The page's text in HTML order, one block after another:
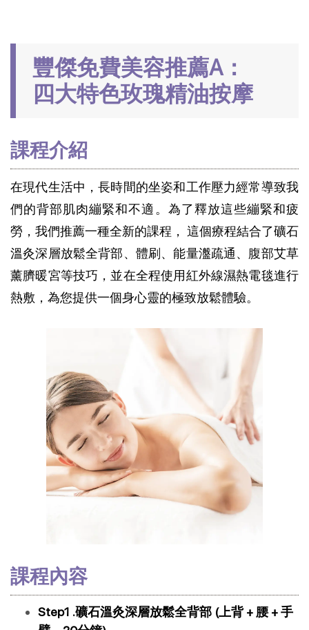
豐傑免費美容推薦A：
四大特色玫瑰精油按摩
課程介紹
在現代生活中，長時間的坐姿和工作壓力經常導致我
們的背部肌肉繃緊和不適。為了釋放這些繃緊和疲
勞，我們推薦一種全新的課程， 這個療程結合了礦石
溫灸深層放鬆全背部、體刷、能量瀊疏通、腹部艾草
薰臍暖宮等技巧，並在全程使用紅外線濕熱電毯進行
熱敷，為您提供一個身心靈的極致放鬆體驗。
課程內容
Step1 .礦石溫灸深層放鬆全背部 (上背 + 腰 + 手